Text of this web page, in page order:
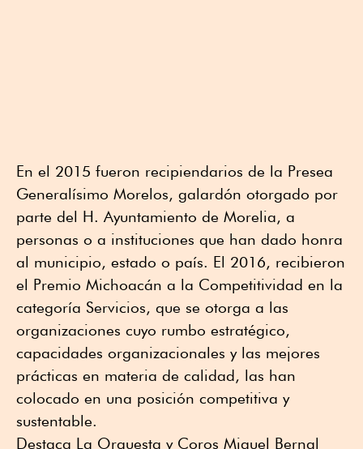
En el 2015 fueron recipiendarios de la Presea
Generalísimo Morelos, galardón otorgado por
parte del H. Ayuntamiento de Morelia, a
personas o a instituciones que han dado honra
al municipio, estado o país. El 2016, recibieron
el Premio Michoacán a la Competitividad en la
categoría Servicios, que se otorga a las
organizaciones cuyo rumbo estratégico,
capacidades organizacionales y las mejores
prácticas en materia de calidad, las han
colocado en una posición competitiva y
sustentable.
Destaca La Orquesta y Coros Miguel Bernal